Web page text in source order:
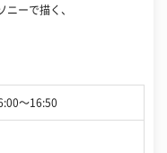
ニーで描く、
〜16:50